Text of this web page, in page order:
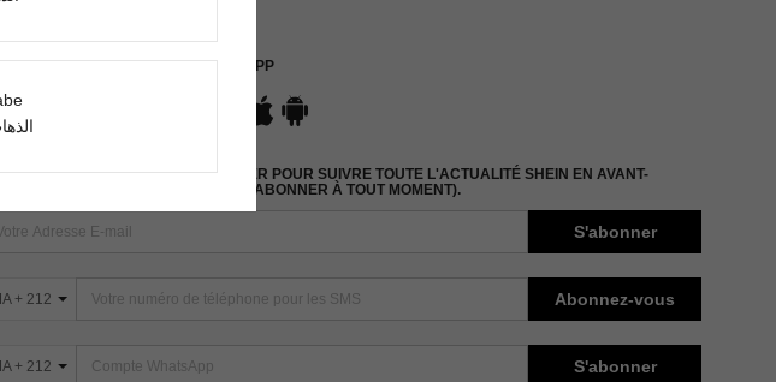
NOUS SUR APP
VOUS À NOTRE NEWSLETTER POUR SUIVRE TOUTE L'ACTUALITÉ SHEIN EN AVANT-
! (VOUS POUVEZ VOUS DÉSABONNER À TOUT MOMENT).
S'abonner
+ 212 Abonnez-vous
+ 212 S'abonner